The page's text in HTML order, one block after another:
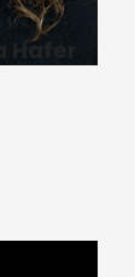
Hafer